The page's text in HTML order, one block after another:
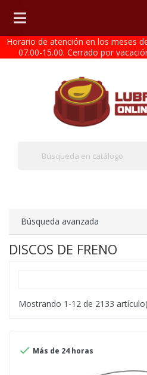
Horario de atención en los meses
07.00-15.00. Cerrado por
Búsqueda avanzada
DISCOS DE FRENO
Mostrando 1-12 de 2133
 Más de 24 horas